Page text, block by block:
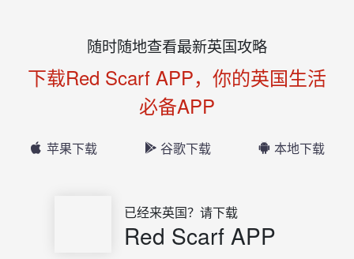
随时随地查看最新英国攻略
下载Red Scarf APP，你的英国生活
必备APP
苹果下载 谷歌下载 本地下载
已经来英国？请下载
Red Scarf APP